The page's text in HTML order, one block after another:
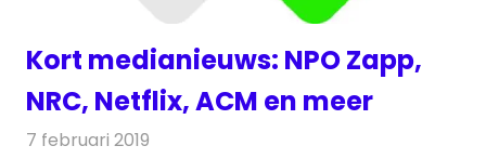
Kort medianieuws: NPO Zapp,
NRC, Netflix, ACM en meer
7 februari 2019